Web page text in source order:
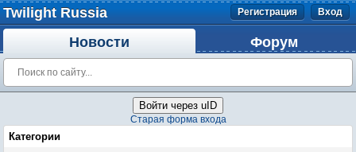
Twilight Russia Регистрация Вход
Новости Форум
Войти через uID
Старая форма входа
Категории